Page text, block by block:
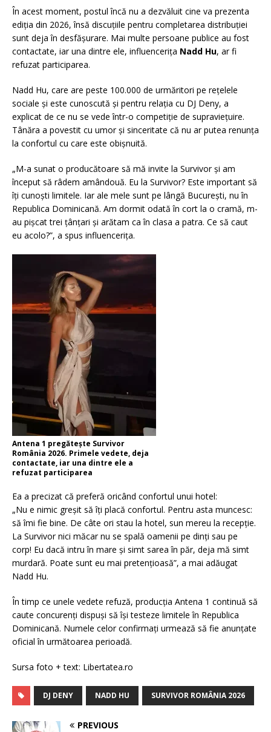
În acest moment, postul încă nu a dezvăluit cine va prezenta
ediția din 2026, însă discuțiile pentru completarea distribuției
sunt deja în desfășurare. Mai multe persoane publice au fost
contactate, iar una dintre ele, influencerița Nadd Hu, ar fi
refuzat participarea.
Nadd Hu, care are peste 100.000 de urmăritori pe rețelele
sociale și este cunoscută și pentru relația cu DJ Deny, a
explicat de ce nu se vede într-o competiție de supraviețuire.
Tânăra a povestit cu umor și sinceritate că nu ar putea renunța
la confortul cu care este obișnuită.
„M-a sunat o producătoare să mă invite la Survivor și am
început să râdem amândouă. Eu la Survivor? Este important să
îți cunoști limitele. Iar ale mele sunt pe lângă București, nu în
Republica Dominicană. Am dormit odată în cort la o cramă, m-
au pișcat trei țânțari și arătam ca în clasa a patra. Ce să caut
eu acolo?”, a spus influencerița.
Antena 1 pregătește Survivor
România 2026. Primele vedete, deja
contactate, iar una dintre ele a
refuzat participarea
Ea a precizat că preferă oricând confortul unui hotel:
„Nu e nimic greșit să îți placă confortul. Pentru asta muncesc:
să îmi fie bine. De câte ori stau la hotel, sun mereu la recepție.
La Survivor nici măcar nu se spală oamenii pe dinți sau pe
corp! Eu dacă intru în mare și simt sarea în păr, deja mă simt
murdară. Poate sunt eu mai pretențioasă”, a mai adăugat
Nadd Hu.
În timp ce unele vedete refuză, producția Antena 1 continuă să
caute concurenți dispuși să își testeze limitele în Republica
Dominicană. Numele celor confirmați urmează să fie anunțate
oficial în următoarea perioadă.
Sursa foto + text: Libertatea.ro
DJ DENY NADD HU SURVIVOR ROMÂNIA 2026
PREVIOUS